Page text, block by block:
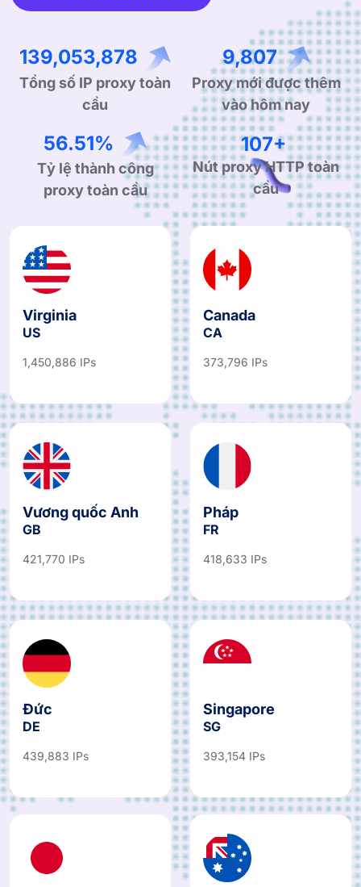
245,802,310
Tổng số IP proxy toàn
cầu
17,336
Proxy mới được thêm
vào hôm nay
99.90%
Tỷ lệ thành công
proxy toàn cầu
190+
Nút proxy HTTP toàn
cầu
Virginia
US
1,450,886 IPs
Canada
CA
373,796 IPs
Vương quốc Anh
GB
421,770 IPs
Pháp
FR
418,633 IPs
Đức
DE
439,883 IPs
Singapore
SG
393,154 IPs